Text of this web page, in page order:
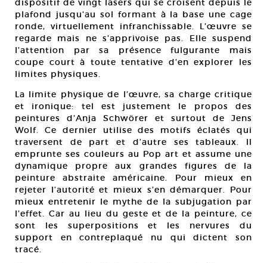
dispositif de vingt lasers qui se croisent depuis le
plafond jusqu’au sol formant à la base une cage
ronde, virtuellement infranchissable. L’œuvre se
regarde mais ne s’apprivoise pas. Elle suspend
l’attention par sa présence fulgurante mais
coupe court à toute tentative d’en explorer les
limites physiques.
La limite physique de l’œuvre, sa charge critique
et ironique: tel est justement le propos des
peintures d’Anja Schwörer et surtout de Jens
Wolf. Ce dernier utilise des motifs éclatés qui
traversent de part et d’autre ses tableaux. Il
emprunte ses couleurs au Pop art et assume une
dynamique propre aux grandes figures de la
peinture abstraite américaine. Pour mieux en
rejeter l’autorité et mieux s’en démarquer. Pour
mieux entretenir le mythe de la subjugation par
l’effet. Car au lieu du geste et de la peinture, ce
sont les superpositions et les nervures du
support en contreplaqué nu qui dictent son
tracé.